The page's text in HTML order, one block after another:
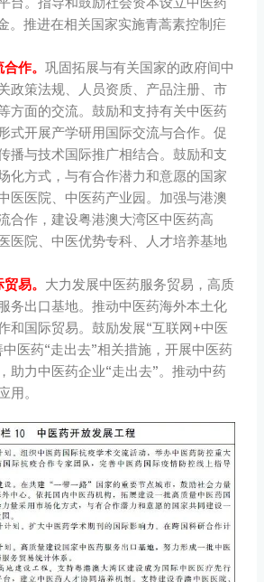
。推进在相关国家实施青蒿素控制疟
合作。巩固拓展与有关国家的政府间中
政策法规、人员资质、产品注册、市
方面的交流。鼓励和支持有关中医药
式开展产学研用国际交流与合作。促
播与技术国际推广相结合。鼓励和支
化方式，与有合作潜力和意愿的国家
医医院、中医药产业园。加强与港澳
合作，建设粤港澳大湾区中医药高
医院、中医优势专科、人才培养基地
易。 大力发展中医药服务贸易，高质
务出口基地。推动中医药海外本土化
和国际贸易。鼓励发展“互联网+中医
医药“走出去”相关措施，开展中医药
助力中医药企业“走出去”。推动中药
用。